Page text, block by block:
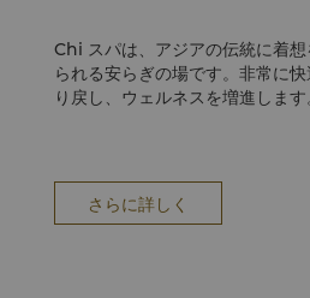
Chi スパは、アジアの伝統に着
られる安らぎの場です。非常に
り戻し、ウェルネスを増進します
さらに詳しく